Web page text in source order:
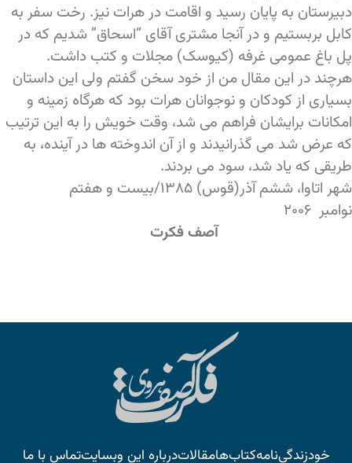
دبیرستان به پایان رسید و اقامت در هرات نیز. رخت سفر به
کابل بربستیم و در آنجا مشتری آقای “اسحاق” شدیم که در
پل باغ عمومی غرفه (کیوسک) مجلات و کتب داشت.
هرچند در این مقال من از خود سخن گفتم ولی این داستان
بسیاری از کودکان و نوجوانان هرات بود که هرگاه زمینه و
امکانات برایشان فراهم می شد، وقت خویش را به این ترتیب
که عرض شد می گذرانیدند و از آن اندوخته ها در آینده، به
طریقی که یاد شد، سود می بردند.
شهر اتاوا، ششم آذر(قوس) ۱۳۸۵/بیست و هفتم
نوامبر ۲۰۰۶
آصف فکرت
خودزندگی‌نامهکتاب‌هامقالاتدرباره این وبسایتتماس با ما